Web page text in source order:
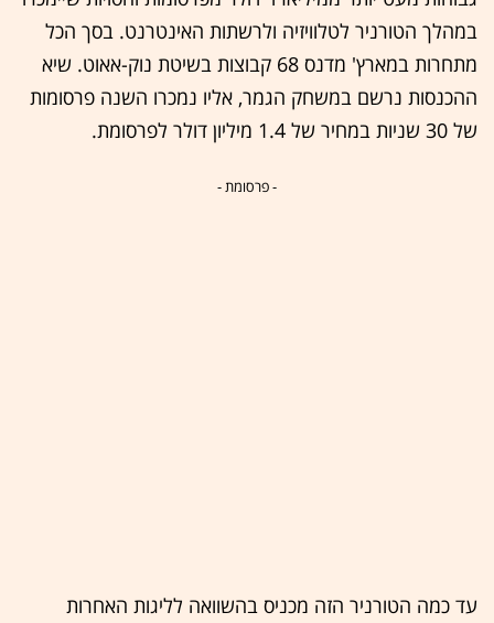
במהלך הטורניר לטלוויזיה ולרשתות האינטרנט. בסך הכל
מתחרות במארץ' מדנס 68 קבוצות בשיטת נוק-אאוט. שיא
ההכנסות נרשם במשחק הגמר, אליו נמכרו השנה פרסומות
של 30 שניות במחיר של 1.4 מיליון דולר לפרסומת.
- פרסומת -
עד כמה הטורניר הזה מכניס בהשוואה לליגות האחרות